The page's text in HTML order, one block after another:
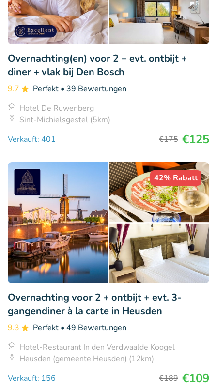
Overnachting(en) voor 2 + evt. ontbijt +
diner + vlak bij Den Bosch
9.7 Perfekt • 39 Bewertungen
Hotel De Ruwenberg
Sint-Michielsgestel (5km)
Verkauft: 401
€175 €125
42% Rabatt
Overnachting voor 2 + ontbijt + evt. 3-
gangendiner à la carte in Heusden
9.3 Perfekt • 49 Bewertungen
Hotel-Restaurant In den Verdwaalde Koogel
Heusden (gemeente Heusden) (12km)
Verkauft: 156
€189 €109